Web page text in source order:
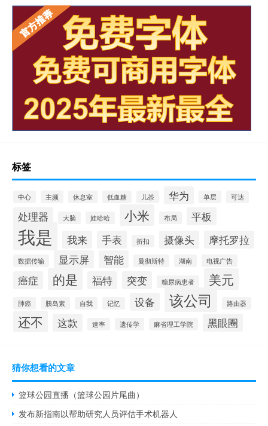
标签
中心 主频 休息室 低血糖 儿茶 华为 单层 可达
处理器 大脑 娃哈哈 小米 布局 平板
我是 我来 手表 折扣 摄像头 摩托罗拉
数据传输 显示屏 智能 曼彻斯特 湖南 电视广告
癌症 的是 福特 突变 糖尿病患者 美元
肺癌 胰岛素 自我 记忆 设备 该公司 路由器
还不 这款 速率 遗传学 麻省理工学院 黑眼圈
猜你想看的文章
篮球公园直播（篮球公园片尾曲）
发布新指南以帮助研究人员评估手术机器人